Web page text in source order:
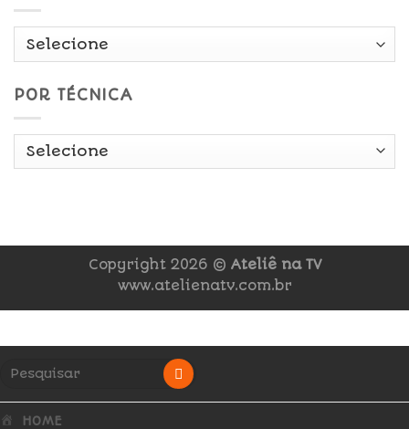
POR TÉCNICA
Copyright 2026 © Ateliê na TV
www.atelienatv.com.br
HOME